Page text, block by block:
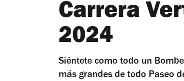
Carrera
2024
Siéntete como todo un
más grandes de todo Paseo